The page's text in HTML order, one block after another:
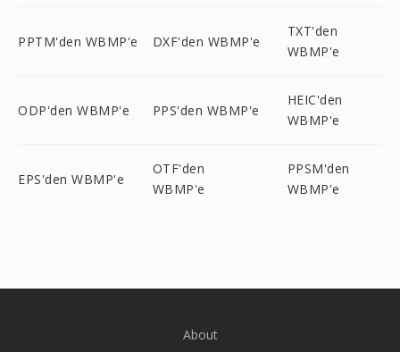
PPTM'den WBMP'e DXF'den WBMP'e
TXT'den
WBMP'e
ODP'den WBMP'e PPS'den WBMP'e
HEIC'den
WBMP'e
EPS'den WBMP'e
OTF'den
WBMP'e
PPSM'den
WBMP'e
About